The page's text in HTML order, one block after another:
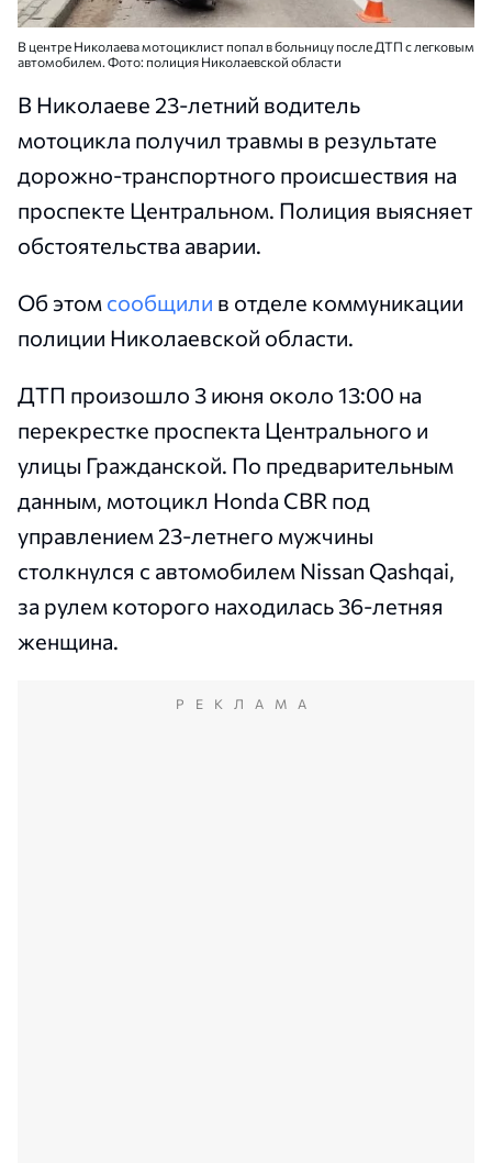
В центре Николаева мотоциклист попал в больницу после ДТП с легковым
автомобилем. Фото: полиция Николаевской области
В Николаеве 23-летний водитель
мотоцикла получил травмы в результате
дорожно-транспортного происшествия на
проспекте Центральном. Полиция выясняет
обстоятельства аварии.
Об этом сообщили в отделе коммуникации
полиции Николаевской области.
ДТП произошло 3 июня около 13:00 на
перекрестке проспекта Центрального и
улицы Гражданской. По предварительным
данным, мотоцикл Honda CBR под
управлением 23-летнего мужчины
столкнулся с автомобилем Nissan Qashqai,
за рулем которого находилась 36-летняя
женщина.
РЕКЛАМА